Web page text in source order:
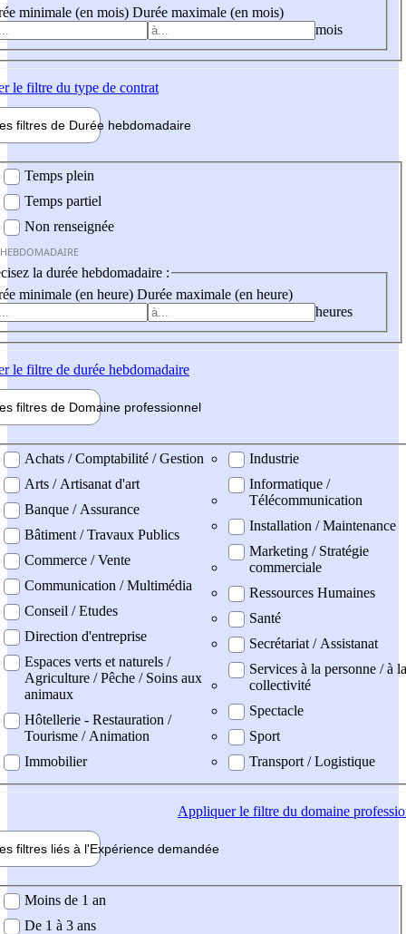
minimale (en mois) Durée maximale (en mois)
mois
le filtre du type de contrat
filtres de Durée hebdomadaire
Temps plein
Temps partiel
Non renseignée
la durée hebdomadaire :
minimale (en heure) Durée maximale (en heure)
heures
le filtre de durée hebdomadaire
filtres de Domaine professionnel
professionel
Achats / Comptabilité / Gestion
Arts / Artisanat d'art
Banque / Assurance
Bâtiment / Travaux Publics
Commerce / Vente
Communication / Multimédia
Conseil / Etudes
Direction d'entreprise
Espaces verts et naturels /
Agriculture / Pêche / Soins aux
animaux
Hôtellerie - Restauration /
Tourisme / Animation
Immobilier
Industrie
Informatique /
Télécommunication
Installation / Maintenance
Marketing / Stratégie
commerciale
Ressources Humaines
Santé
Secrétariat / Assistanat
Services à la personne / à la
collectivité
Spectacle
Sport
Transport / Logistique
Appliquerle filtre du domaine
filtres liés à l'Expérience demandée
demandée
Moins de 1 an
De 1 à 3 ans